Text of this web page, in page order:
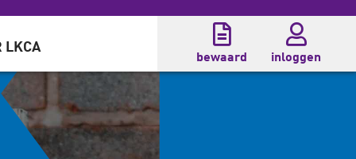
LKCA
bewaard inloggen